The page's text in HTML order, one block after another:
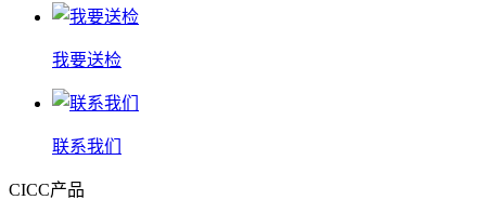
我要送检
联系我们
CICC产品